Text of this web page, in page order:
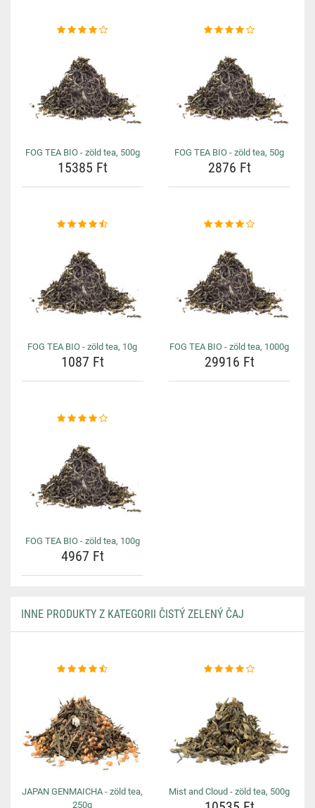
FOG TEA BIO - zöld tea, 500g
15385 Ft
FOG TEA BIO - zöld tea, 50g
2876 Ft
FOG TEA BIO - zöld tea, 10g
1087 Ft
FOG TEA BIO - zöld tea, 1000g
29916 Ft
FOG TEA BIO - zöld tea, 100g
4967 Ft
INNE PRODUKTY Z KATEGORII ČISTÝ ZELENÝ ČAJ
JAPAN GENMAICHA - zöld tea,
250g
Mist and Cloud - zöld tea, 500g